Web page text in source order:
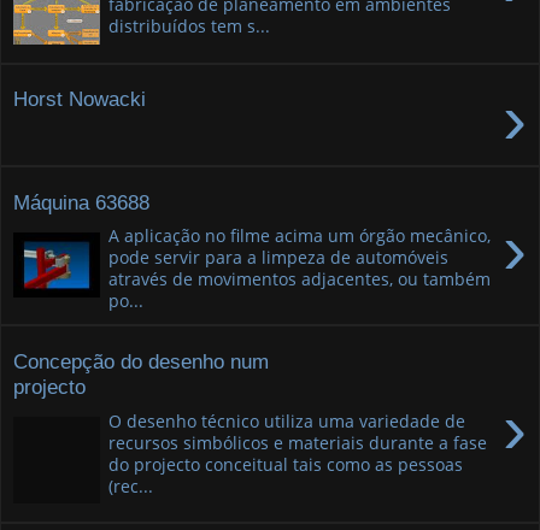
distribuídos tem s...
Horst Nowacki ›
Máquina 63688
›
A aplicação no filme acima um órgão mecânico,
pode servir para a limpeza de automóveis
através de movimentos adjacentes, ou também
po...
Concepção do desenho num
projecto
›
O desenho técnico utiliza uma variedade de
recursos simbólicos e materiais durante a fase
do projecto conceitual tais como as pessoas
(rec...